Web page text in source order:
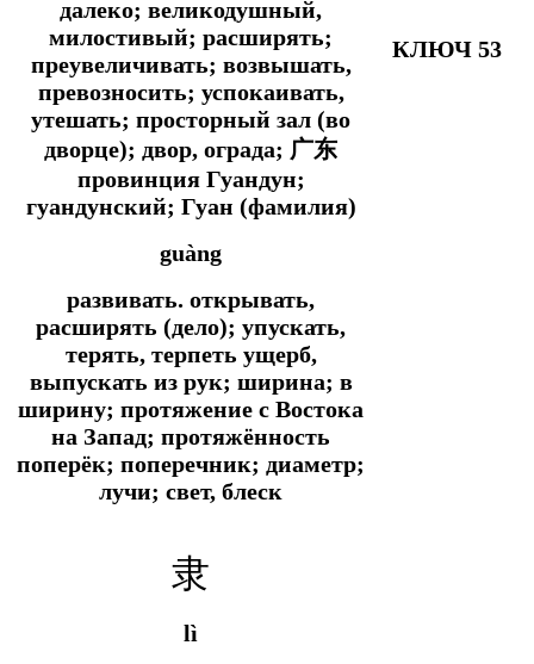
далеко; великодушный,
милостивый; расширять;
преувеличивать; возвышать,
превозносить; успокаивать,
утешать; просторный зал (во
дворце); двор, ограда; 广东
провинция Гуандун;
гуандунский; Гуан (фамилия)
guàng
развивать. открывать,
расширять (дело); упускать,
терять, терпеть ущерб,
выпускать из рук; ширина; в
ширину; протяжение с Востока
на Запад; протяжённость
поперёк; поперечник; диаметр;
лучи; свет, блеск
КЛЮЧ 53
隶
lì